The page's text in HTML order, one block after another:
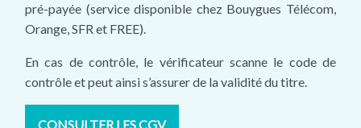
pré-payée (service disponible chez Bouygues Télécom,
Orange, SFR et FREE).
En cas de contrôle, le vérificateur scanne le code de
contrôle et peut ainsi s’assurer de la validité du titre.
CONSULTER LES CGV